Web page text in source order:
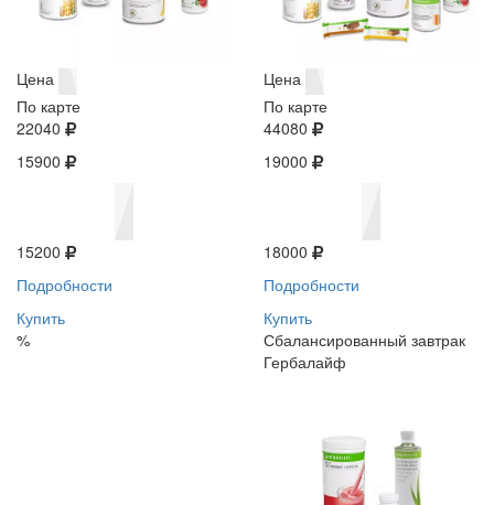
Цена
По карте
22040
15900
15200
Подробности
Купить
%
Цена
По карте
44080
19000
18000
Подробности
Купить
Сбалансированный завтрак
Гербалайф